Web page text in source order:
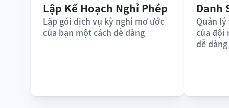
Lập Kế Hoạch Nghỉ Phép
Lập gói dịch vụ kỳ nghỉ mơ ước
của bạn một cách dễ dàng
Danh
Quản
của đội
dễ dàng